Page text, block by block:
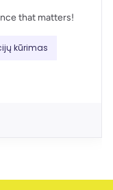
that matters!
kūrimas